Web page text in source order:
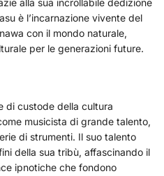
alla sua incrollabile dedizione
è l’incarnazione vivente del
con il mondo naturale,
per le generazioni future.
di custode della cultura
musicista di grande talento,
di strumenti. Il suo talento
della sua tribù, affascinando il
ipnotiche che fondono